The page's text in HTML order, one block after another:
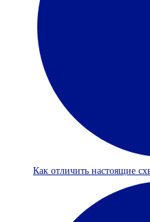
Как отличить настоящие